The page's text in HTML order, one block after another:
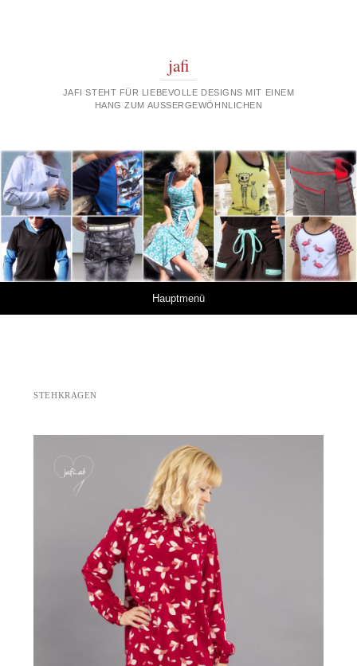
jafi
JAFI STEHT FÜR LIEBEVOLLE DESIGNS MIT EINEM
HANG ZUM AUSSERGEWÖHNLICHEN
Hauptmenü
STEHKRAGEN